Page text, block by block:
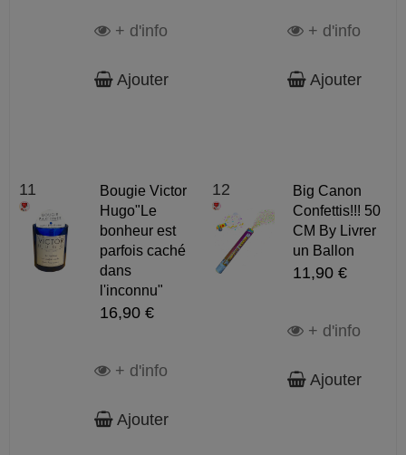
+ d'info
Ajouter
+ d'info
Ajouter
11
Bougie Victor
Hugo"Le
bonheur est
parfois caché
dans
l'inconnu"
16,90 €
+ d'info
Ajouter
12
Big Canon
Confettis!!! 50
CM By Livrer
un Ballon
11,90 €
+ d'info
Ajouter